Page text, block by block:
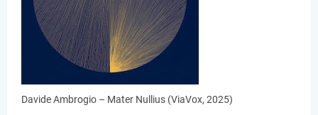
Davide Ambrogio – Mater Nullius (ViaVox, 2025)